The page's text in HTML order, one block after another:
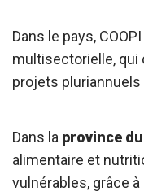
Dans le pays,
multisectorielle, qui
projets
Dans la province
alimentaire et
vulnérables, grâce